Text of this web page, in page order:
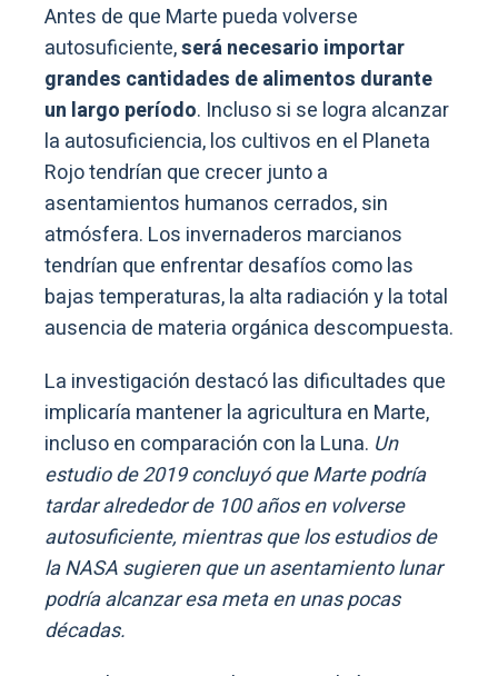
Antes de que Marte pueda volverse
autosuficiente,será necesario importar
grandes cantidades de alimentos durante
un largo período. Incluso si se logra alcanzar
la autosuficiencia, los cultivos en el Planeta
Rojo tendrían que crecer junto a
asentamientos humanos cerrados, sin
atmósfera. Los invernaderos marcianos
tendrían que enfrentar desafíos como las
bajas temperaturas, la alta radiación y la total
ausencia de materia orgánica descompuesta.
La investigación destacó las dificultades que
implicaría mantener la agricultura en Marte,
incluso en comparación con la Luna. Un
estudio de 2019 concluyó que Marte podría
tardar alrededor de 100 años en volverse
autosuficiente, mientras que los estudios de
la NASA sugieren que un asentamiento lunar
podría alcanzar esa meta en unas pocas
décadas.